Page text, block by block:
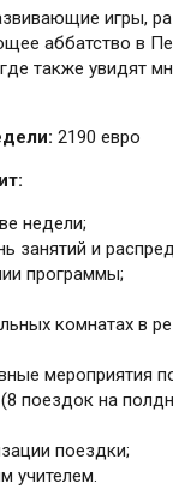
игры,
аббатство в
также увидят
2190 евро
недели;
занятий и
программы;
комнатах в
мероприятия
поездок на
поездки;
учителем.